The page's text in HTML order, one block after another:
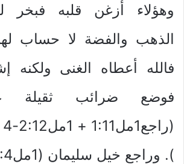
وهؤلاء أزغن قلبه فبخر
الذهب والفضة لا حساب
فالله أعطاه الغنى ولكنه
فوضع ضرائب ثقيلة
). وراجع خيل سليمان (1مل26:4)